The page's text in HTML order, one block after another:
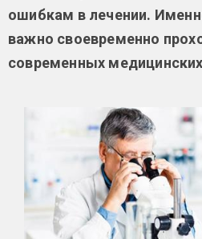
ошибкам в лечении.
важно своевременно
современных